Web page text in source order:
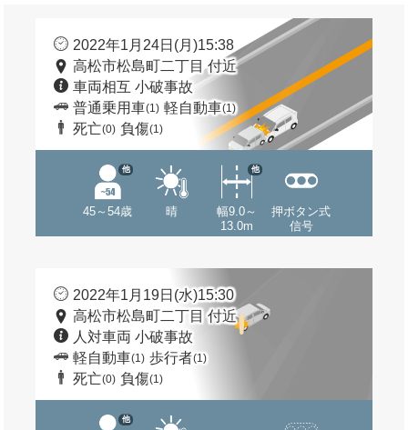
2022年1月24日(月)15:38
高松市松島町二丁目 付近
車両相互 小破事故
普通乗用車(1) 軽自動車(1)
死亡(0) 負傷(1)
45～54歳
他
晴
幅9.0～
13.0m
他
押ボタン式
信号
2022年1月19日(水)15:30
高松市松島町二丁目 付近
人対車両 小破事故
軽自動車(1) 歩行者(1)
死亡(0) 負傷(1)
他